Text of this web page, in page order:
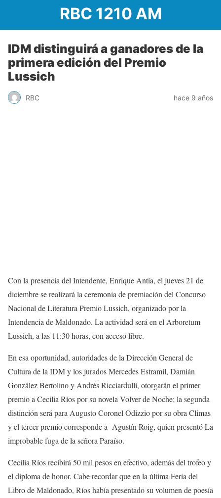
RBC 1210 AM
IDM distinguirá a ganadores de la
primera edición del Premio
Lussich
RBC hace 9 años
Con la presencia del Intendente, Enrique Antía, el jueves 21 de
diciembre se realizará la ceremonia de premiación del Concurso
Nacional de Literatura Premio Lussich, organizado por la
Intendencia de Maldonado. La actividad será en el Arboretum
Lussich, a las 11:30 horas, con acceso libre.
En esa oportunidad, autoridades de la Dirección General de
Cultura de la IDM y los jurados Mercedes Estramil, Damián
González Bertolino y Andrés Ricciardulli, otorgarán el primer
premio a Cecilia Ríos por su novela Volver de Noche; la segunda
distinción será para Augusto Coronel Odizzio por su obra Climas
y el tercer premio corresponde a Agustín Roig, quien presentó La
improbable fuga de la señora Paraíso.
Cecilia Ríos recibirá 50 mil pesos en efectivo, además del trofeo y
el diploma de honor. Cabe recordar que en la última Feria del
Libro de Maldonado, Ríos había presentado su volumen de poesía